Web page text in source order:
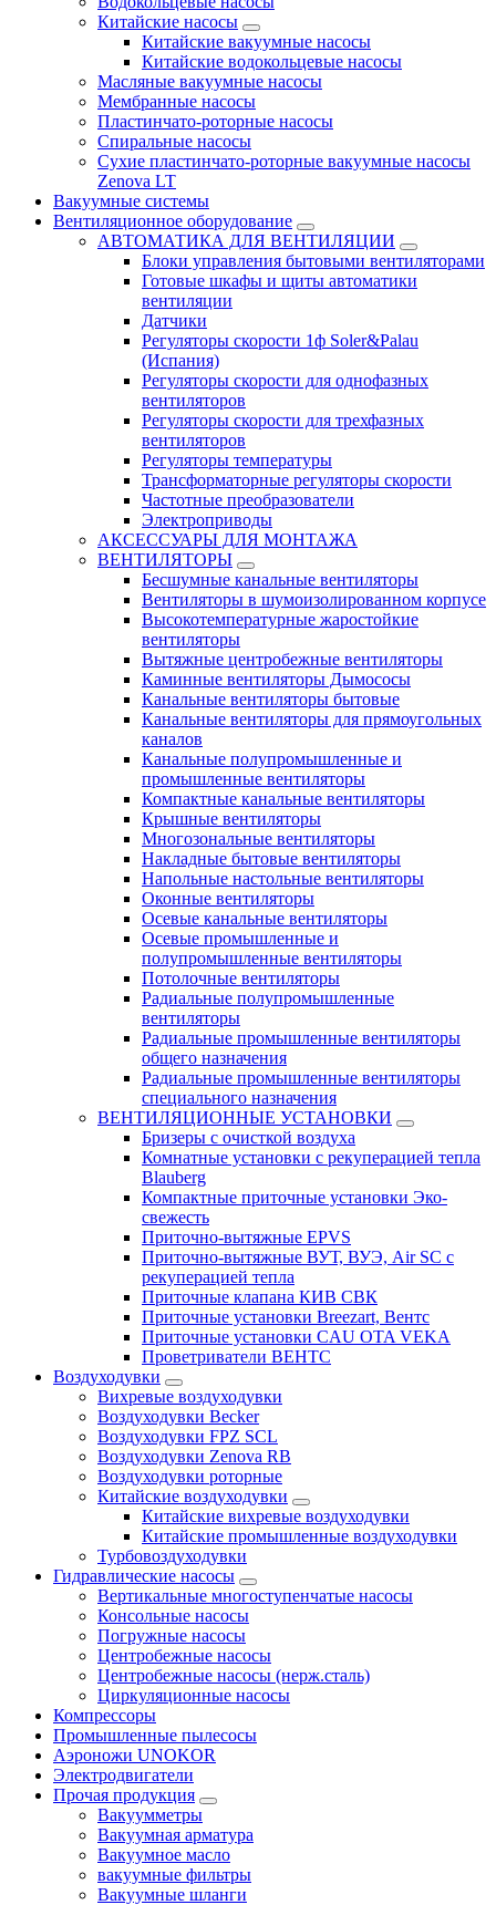
Китайские насосы
Китайские вакуумные насосы
Китайские водокольцевые насосы
Масляные вакуумные насосы
Мембранные насосы
Пластинчато-роторные насосы
Спиральные насосы
Сухие пластинчато-роторные вакуумные насосы
Zenova LT
Вакуумные системы
Вентиляционное оборудование
АВТОМАТИКА ДЛЯ ВЕНТИЛЯЦИИ
Блоки управления бытовыми вентиляторами
Готовые шкафы и щиты автоматики
вентиляции
Датчики
Регуляторы скорости 1ф Soler&Palau
(Испания)
Регуляторы скорости для однофазных
вентиляторов
Регуляторы скорости для трехфазных
вентиляторов
Регуляторы температуры
Трансформаторные регуляторы скорости
Частотные преобразователи
Электроприводы
АКСЕССУАРЫ ДЛЯ МОНТАЖА
ВЕНТИЛЯТОРЫ
Бесшумные канальные вентиляторы
Вентиляторы в шумоизолированном корпусе
Высокотемпературные жаростойкие
вентиляторы
Вытяжные центробежные вентиляторы
Каминные вентиляторы Дымососы
Канальные вентиляторы бытовые
Канальные вентиляторы для прямоугольных
каналов
Канальные полупромышленные и
промышленные вентиляторы
Компактные канальные вентиляторы
Крышные вентиляторы
Многозональные вентиляторы
Накладные бытовые вентиляторы
Напольные настольные вентиляторы
Оконные вентиляторы
Осевые канальные вентиляторы
Осевые промышленные и
полупромышленные вентиляторы
Потолочные вентиляторы
Радиальные полупромышленные
вентиляторы
Радиальные промышленные вентиляторы
общего назначения
Радиальные промышленные вентиляторы
специального назначения
ВЕНТИЛЯЦИОННЫЕ УСТАНОВКИ
Бризеры с очисткой воздуха
Комнатные установки с рекуперацией тепла
Blauberg
Компактные приточные установки Эко-
свежесть
Приточно-вытяжные EPVS
Приточно-вытяжные ВУТ, ВУЭ, Air SC с
рекуперацией тепла
Приточные клапана КИВ СВК
Приточные установки Breezart, Вентс
Приточные установки CAU OTA VEKA
Проветриватели ВЕНТС
Воздуходувки
Вихревые воздуходувки
Воздуходувки Becker
Воздуходувки FPZ SCL
Воздуходувки Zenova RB
Воздуходувки роторные
Китайские воздуходувки
Китайские вихревые воздуходувки
Китайские промышленные воздуходувки
Турбовоздуходувки
Гидравлические насосы
Вертикальные многоступенчатые насосы
Консольные насосы
Погружные насосы
Центробежные насосы
Центробежные насосы (нерж.сталь)
Циркуляционные насосы
Компрессоры
Промышленные пылесосы
Аэроножи UNOKOR
Электродвигатели
Прочая продукция
Вакуумметры
Вакуумная арматура
Вакуумное масло
вакуумные фильтры
Вакуумные шланги